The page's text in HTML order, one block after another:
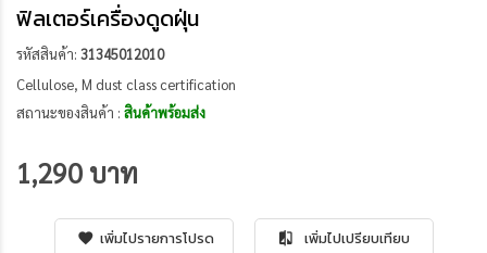
ฟิลเตอร์เครื่องดูดฝุ่น
รหัสสินค้า: 31345012010
Cellulose, M dust class certification
สถานะของสินค้า : สินค้าพร้อมส่ง
1,290 บาท
เพิ่มไปรายการโปรด เพิ่มไปเปรียบเทียบ